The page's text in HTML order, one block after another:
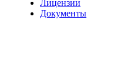
Лицензии
Документы